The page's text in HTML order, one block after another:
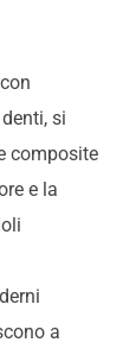
si
composite
e la
a